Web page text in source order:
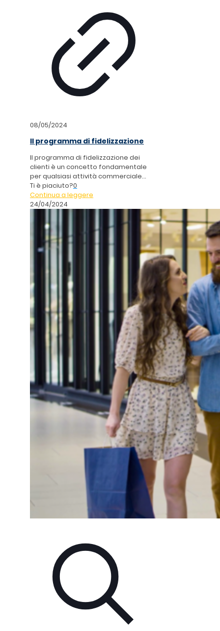
08/05/2024
Il programma di fidelizzazione
Il programma di fidelizzazione dei
clienti è un concetto fondamentale
per qualsiasi attività commerciale...
Ti è piaciuto?0
Continua a leggere
24/04/2024